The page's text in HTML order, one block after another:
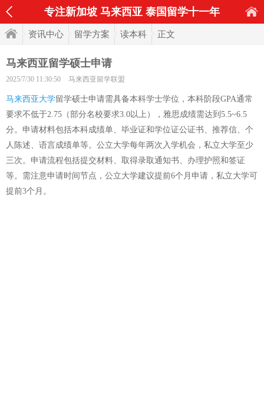
专注新加坡 马来西亚 泰国留学十一年
资讯中心 留学方案 读本科 正文
马来西亚留学硕士申请
2025/7/30 11:30:50 马来西亚留学联盟
马来西亚大学留学硕士申请需具备本科学士学位，本科阶段GPA通常
要求不低于2.75（部分名校要求3.0以上），雅思成绩需达到5.5~6.5
分。申请材料包括本科成绩单、毕业证和学位证公证书、推荐信、个
人陈述、语言成绩单等。公立大学每年两次入学机会，私立大学至少
三次。申请流程包括提交材料、取得录取通知书、办理护照和签证
等。需注意申请时间节点，公立大学建议提前6个月申请，私立大学可
提前3个月。